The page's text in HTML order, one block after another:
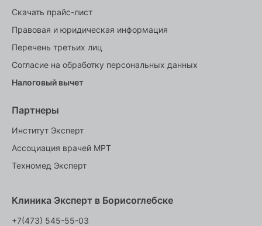
Скачать прайс-лист
Правовая и юридическая информация
Перечень третьих лиц
Согласие на обработку персональных данных
Налоговый вычет
Партнеры
Институт Эксперт
Ассоциация врачей МРТ
Техномед Эксперт
Клиника Эксперт в Борисоглебске
+7(473) 545-55-03